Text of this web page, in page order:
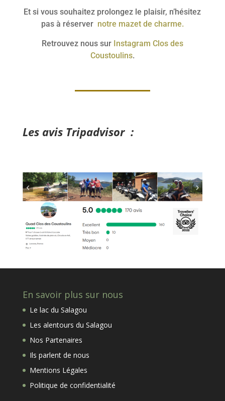
Et si vous souhaitez prolongez le plaisir, n’hésitez
pas à réserver notre mazet de charme.
Retrouvez nous sur Instagram Clos des
Coustoulins.
Les avis Tripadvisor :
En savoir plus sur nous
Le lac du Salagou
Les alentours du Salagou
Nos Partenaires
Ils parlent de nous
Mentions Légales
Politique de confidentialité